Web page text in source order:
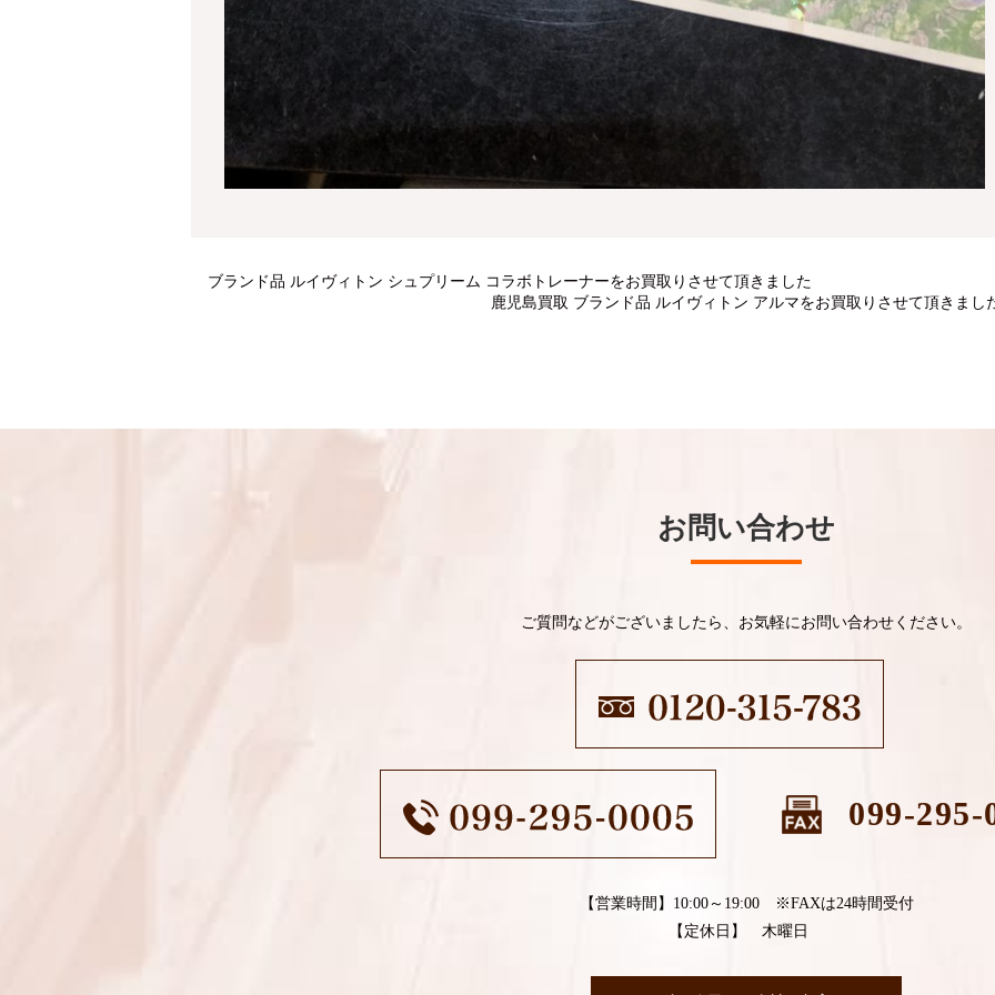
ブランド品 ルイヴィトン シュプリーム コラボトレーナーをお買取りさせて頂きました
鹿児島買取 ブランド品 ルイヴィトン アルマをお買取りさせて頂きまし
お問い合わせ
ご質問などがございましたら、お気軽にお問い合わせください。
099-295-
【営業時間】10:00～19:00 ※FAXは24時間受付
【定休日】 木曜日